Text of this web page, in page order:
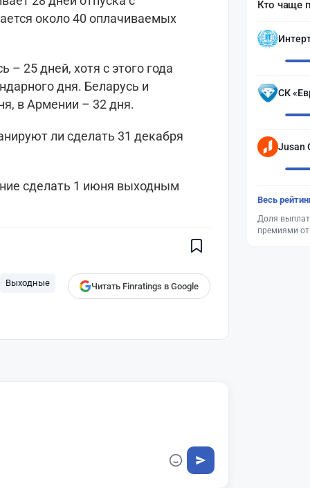
около 40 оплачиваемых
– 25 дней, хотя с этого года
дня. Беларусь и
в Армении – 32 дня.
ли сделать 31 декабря
сделать 1 июня выходным
Выходные Читать Finratings в Google
Кто чаще
СК
Jusan
Весь
Доля
премиями